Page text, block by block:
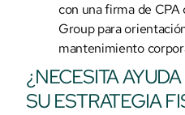
con una firma de
Group para
mantenimiento
¿NECESITA
SU ESTRATEGIA